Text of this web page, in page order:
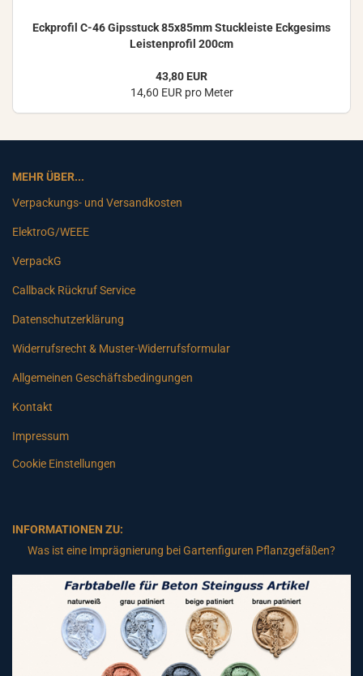
Eck­pro­fil C-46 Gips­stuck 85x85mm Stuck­leis­te Eck­ge­sims
Leis­ten­pro­fil 200cm
43,80 EUR
14,60 EUR pro Meter
MEHR ÜBER...
Verpackungs- und Versandkosten
ElektroG/WEEE
VerpackG
Callback Rückruf Service
Datenschutzerklärung
Widerrufsrecht & Muster-Widerrufsformular
Allgemeinen Geschäftsbedingungen
Kontakt
Impressum
Cookie Einstellungen
INFORMATIONEN ZU:
Was ist eine Imprägnierung bei Gartenfiguren Pflanzgefäßen?